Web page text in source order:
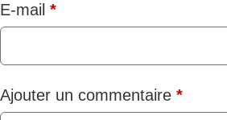
E-mail *
Ajouter un commentaire *